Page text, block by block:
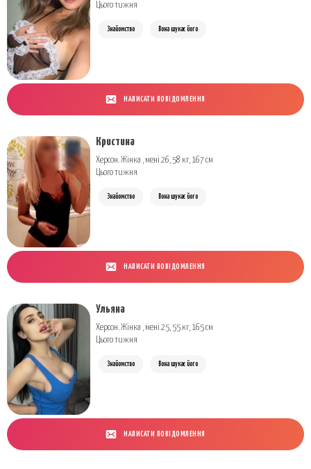
Цього тижня
Знайомство Вона шукає його
НАПИСАТИ ПОВІДОМЛЕННЯ
Кристина
Херсон. Жінка , мені 26, 58 кг, 167 см
Цього тижня
Знайомство Вона шукає його
НАПИСАТИ ПОВІДОМЛЕННЯ
Ульяна
Херсон. Жінка , мені 25, 55 кг, 165 см
Цього тижня
Знайомство Вона шукає його
НАПИСАТИ ПОВІДОМЛЕННЯ